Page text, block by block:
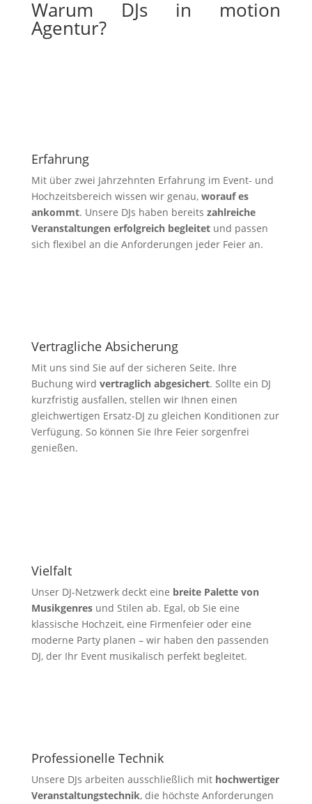
Warum DJs in motion
Agentur?
Erfahrung
Mit über zwei Jahrzehnten Erfahrung im Event- und
Hochzeitsbereich wissen wir genau, worauf es
ankommt. Unsere DJs haben bereits zahlreiche
Veranstaltungen erfolgreich begleitetund passen
sich flexibel an die Anforderungen jeder Feier an.
Vertragliche Absicherung
Mit uns sind Sie auf der sicheren Seite. Ihre
Buchung wird vertraglich abgesichert. Sollte ein DJ
kurzfristig ausfallen, stellen wir Ihnen einen
gleichwertigen Ersatz-DJ zu gleichen Konditionen zur
Verfügung. So können Sie Ihre Feier sorgenfrei
genießen.
Vielfalt
Unser DJ-Netzwerk deckt eine breite Palette von
Musikgenresund Stilen ab. Egal, ob Sie eine
klassische Hochzeit, eine Firmenfeier oder eine
moderne Party planen – wir haben den passenden
DJ, der Ihr Event musikalisch perfekt begleitet.
Professionelle Technik
Unsere DJs arbeiten ausschließlich mit hochwertiger
Veranstaltungstechnik, die höchste Anforderungen